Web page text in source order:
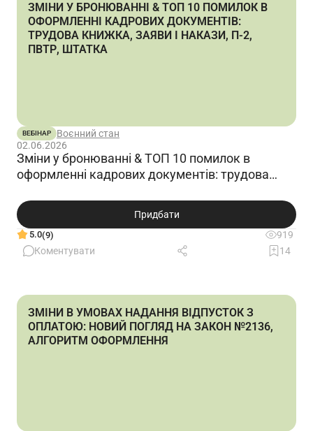
ЗМІНИ У БРОНЮВАННІ & ТОП 10 ПОМИЛОК В
ОФОРМЛЕННІ КАДРОВИХ ДОКУМЕНТІВ:
ТРУДОВА КНИЖКА, ЗАЯВИ І НАКАЗИ, П-2,
ПВТР, ШТАТКА
ВЕБІНАР
Воєнний стан
02.06.2026
Зміни у бронюванні & ТОП 10 помилок в
оформленні кадрових документів: трудова
Придбати
5.0(9)
919
Коментувати
14
ЗМІНИ В УМОВАХ НАДАННЯ ВІДПУСТОК З
ОПЛАТОЮ: НОВИЙ ПОГЛЯД НА ЗАКОН №2136,
АЛГОРИТМ ОФОРМЛЕННЯ